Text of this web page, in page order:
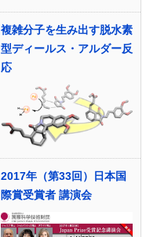
複雑分子を生み出す脱水素
型ディールス・アルダー反
応
2017年（第33回）日本国
際賞受賞者 講演会